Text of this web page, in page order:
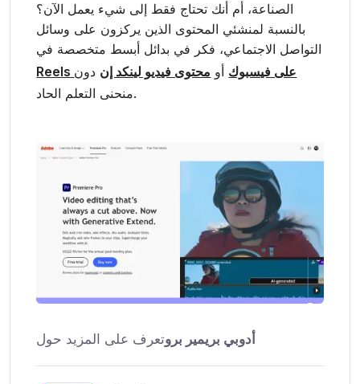
الصناعة، أم أنك تحتاج فقط إلى شيء يعمل الآن؟
بالنسبة لمنشئي المحتوى الذين يركزون على وسائل
التواصل الاجتماعي، فكر في بدائل أبسط متخصصة في
Reels على فيسبوك أو محتوى فيديو لينكد إن دون
منحنى التعلم الحاد.
تعرف على المزيد حولأدوبي بريمير برو